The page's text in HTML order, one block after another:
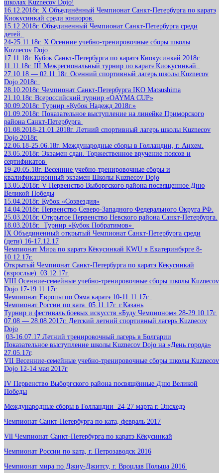
школах Kuznecov Dojo!
16.12.2018г. Х Объединённый Чемпионат Санкт-Петербурга по каратэ
Киокусинкай среди юниоров.
15.12.2018г. Объединенный Чемпионат Санкт-Петербурга среди
детей.
24-25.11.18г. Х Осенние учебно-тренировочные сборы школы
Kuznecov Dojo
17.11.18г. Кубок Санкт-Петербурга по каратэ Киокусинкай 2018г.
11.11.18г. III Межрегиональный турнир по каратэ Киокусинкай.
27.10.18 — 02.11.18г. Осенний спортивный лагерь школы Kuznecov
Dojo 2018г.
28.10.2018г. Чемпионат Санкт-Петербурга IKO Matsushima
21.10.18г. Всероссийский турнир «OAYMA CUP»
30.09.2018г. Турнир «Кубок Надежд 2018г.»
01.09.2018г. Показательное выступление на линейке Приморского
района Санкт-Петербурга
01.08.2018-21.01.2018г. Летний спортивный лагерь школы Kuznecov
Dojo 2018г.
22.06.18-25.06.18г. Международные сборы в Голландии, г. Анхем.
23.05.2018г. Экзамен сдан. Торжественное вручение поясов и
сертификатов
19-20.05.18г. Весенние учебно-тренировочные сборы и
квалификационный экзамен Школы Kuznecov Dojo
13.05.2018г. V Первенство Выборгского района посвященное Дню
Великой Победы
15.04.2018г. Кубок «Созвездия»
14.04.2018г. Первенство Северо-Западного Федерального Округа РФ.
25.03.2018г. Открытое Первенство Невского района Санкт-Петербурга.
18.03.2018г. Турнир «Кубок Побратимов»
IX Объединенный открытый Чемпионат Санкт-Петербурга среди
(дети) 16-17.12.17
Чемпионат Мира по каратэ Кёкусинкай KWU в Екатеринбурге 8-
10.12.17г.
Открытый Чемпионат Санкт-Петербурга по каратэ Кёкусинкай
(взрослые) 03.12.17г.
VIII Осенние-семейные учебно-тренировочные сборы школы Kuznecov
Dojo 17-19.11.17г.
Чемпионат Европы по Ояма каратэ 10-11.11.17г.
Чемпионат России по ката. 05.11.17г. г.Казань
Турнир и фестиваль боевых искусств «Буду Чемпионом» 28-29.10.17г.
07.08 — 28.08.2017г. Детский летний спортивный лагерь Kuznecov
Dojo
03-16.07.17 Летний тренировочный лагерь в Болгарии
Показательное выступление школы Kuznecov Dojo на «День города»
27.05.17г.
VII Весенние-семейные учебно-тренировочные сборы школы Kuznecov
Dojo 12-14 мая 2017г
IV Первенство Выборгского района посвящённые Дню Великой
Победы
Международные сборы в Голландии 24-27 марта г. Энсхедэ
Чемпионат Санкт-Петербурга по ката, февраль 2017
Vll Чемпионат Санкт-Петербурга по каратэ Кёкусинкай
Чемпионат России по ката, г. Петрозаводск 2016
Чемпионат мира по Джиу-Джитсу, г. Вроцлав Польша 2016